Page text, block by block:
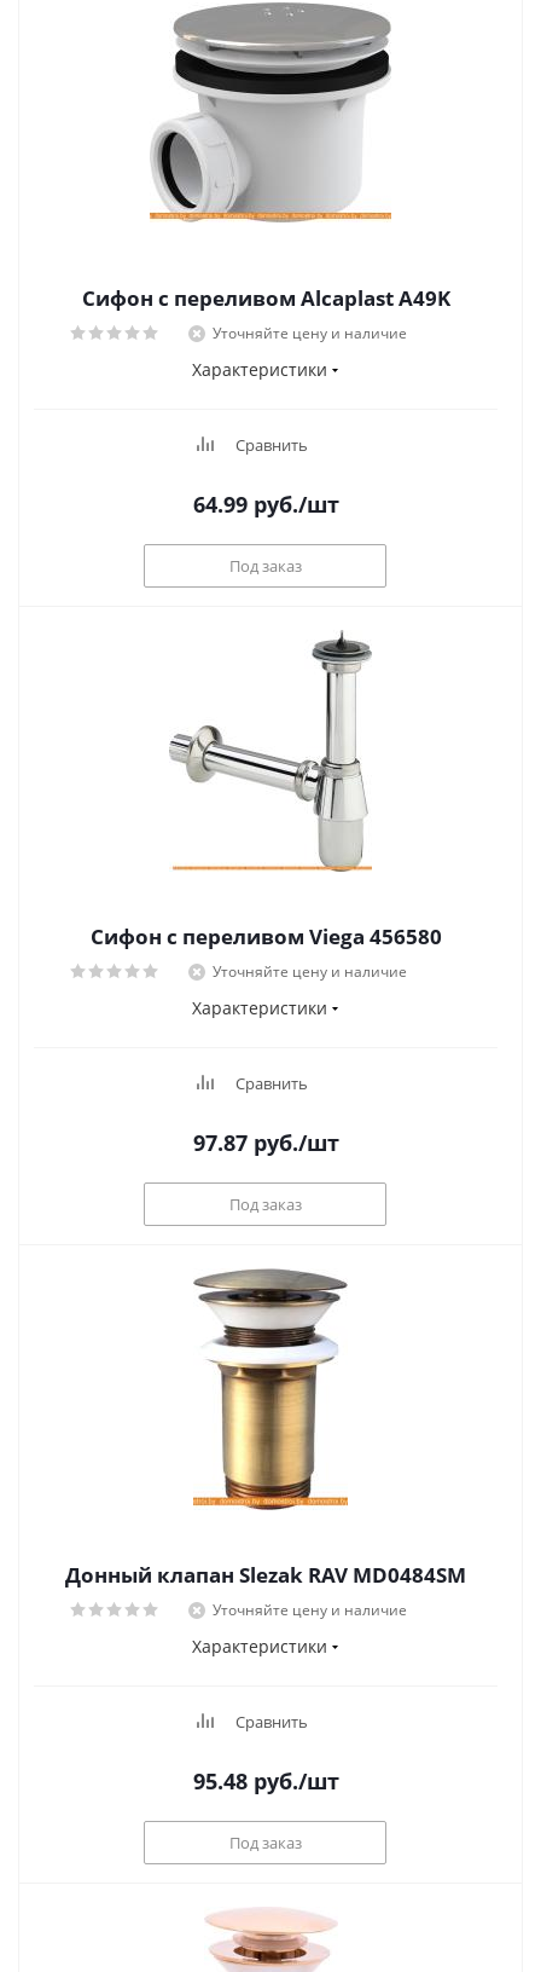
Сифон с переливом Alcaplast A49K
Уточняйте цену и наличие
Характеристики
Сравнить
64.99 руб./шт
Под заказ
Сифон с переливом Viega 456580
Уточняйте цену и наличие
Характеристики
Сравнить
97.87 руб./шт
Под заказ
Донный клапан Slezak RAV MD0484SM
Уточняйте цену и наличие
Характеристики
Сравнить
95.48 руб./шт
Под заказ